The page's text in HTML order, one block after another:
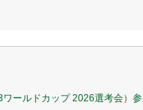
ールドカップ 2026選考会）